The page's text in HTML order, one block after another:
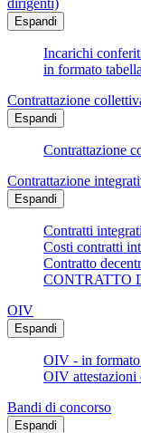
Espandi
Incarichi
in formato
Contrattazione
Espandi
Contrattazione
Contrattazione
Espandi
Contratti
Costi contratti
Contratto
CONTRATTO
OIV
Espandi
OIV - in formato
OIV attestazioni
Bandi di concorso
Espandi